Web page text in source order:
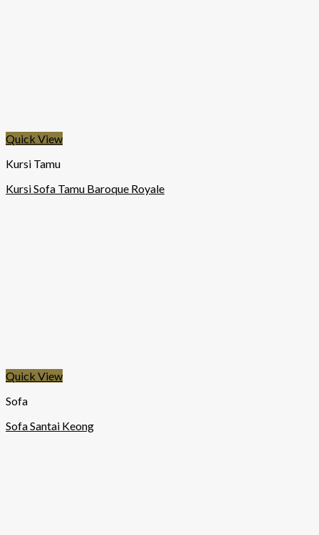
Quick View
Kursi Tamu
Kursi Sofa Tamu Baroque Royale
Quick View
Sofa
Sofa Santai Keong